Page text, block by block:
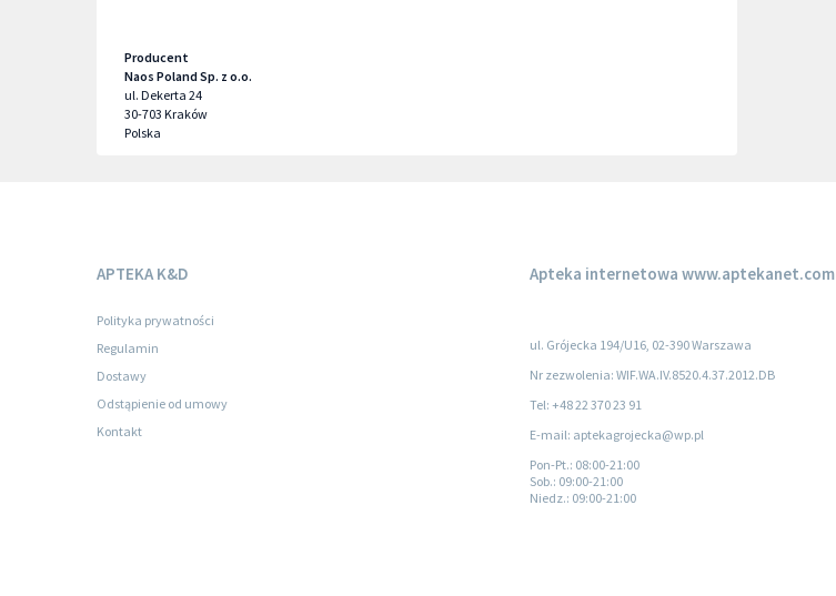
Producent
Naos Poland Sp. z o.o.
ul. Dekerta 24
30-703 Kraków
Polska
APTEKA K&D
Polityka prywatności
Regulamin
Dostawy
Odstąpienie od umowy
Kontakt
Apteka internetowa www.aptekanet.com
ul. Grójecka 194/U16, 02-390 Warszawa
Nr zezwolenia: WIF.WA.IV.8520.4.37.2012.DB
Tel: +48 22 370 23 91
E-mail: aptekagrojecka@wp.pl
Pon-Pt.: 08:00-21:00
Sob.: 09:00-21:00
Niedz.: 09:00-21:00